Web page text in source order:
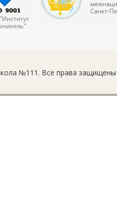
№111. Все права защищены